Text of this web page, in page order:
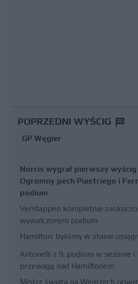
POPRZEDNI WYŚCIG
GP Węgier
Norris wygrał pierwszy wyścig
Ogromny pech Piastriego i
podium
Verstappen kompletnie
wywalczonym podium
Hamilton: byliśmy w stanie
Antonelli z 9. podium w sezonie
przewagą nad Hamiltonem
Mistrz świata na Węgrzech